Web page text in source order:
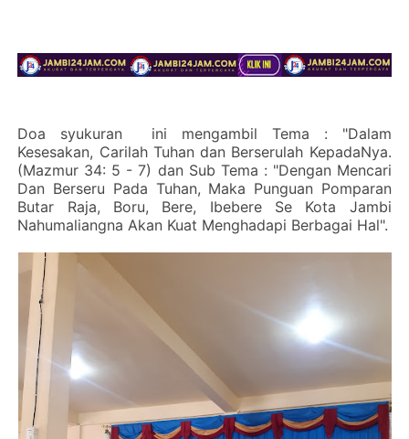
Doa syukuran ini mengambil Tema : "Dalam
Kesesakan, Carilah Tuhan dan Berserulah KepadaNya.
(Mazmur 34: 5 - 7) dan Sub Tema : "Dengan Mencari
Dan Berseru Pada Tuhan, Maka Punguan Pomparan
Butar Raja, Boru, Bere, Ibebere Se Kota Jambi
Nahumaliangna Akan Kuat Menghadapi Berbagai Hal".